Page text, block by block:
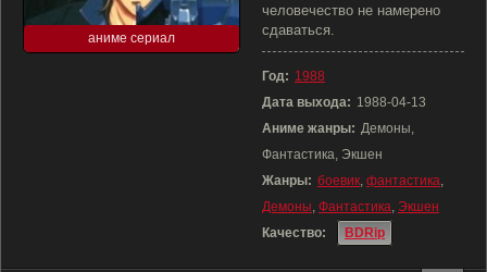
аниме сериал
человечество не намерено
сдаваться.
Год: 1988
Дата выхода: 1988-04-13
Аниме жанры: Демоны,
Фантастика, Экшен
Жанры: боевик, фантастика,
Демоны, Фантастика, Экшен
Качество:
BDRip